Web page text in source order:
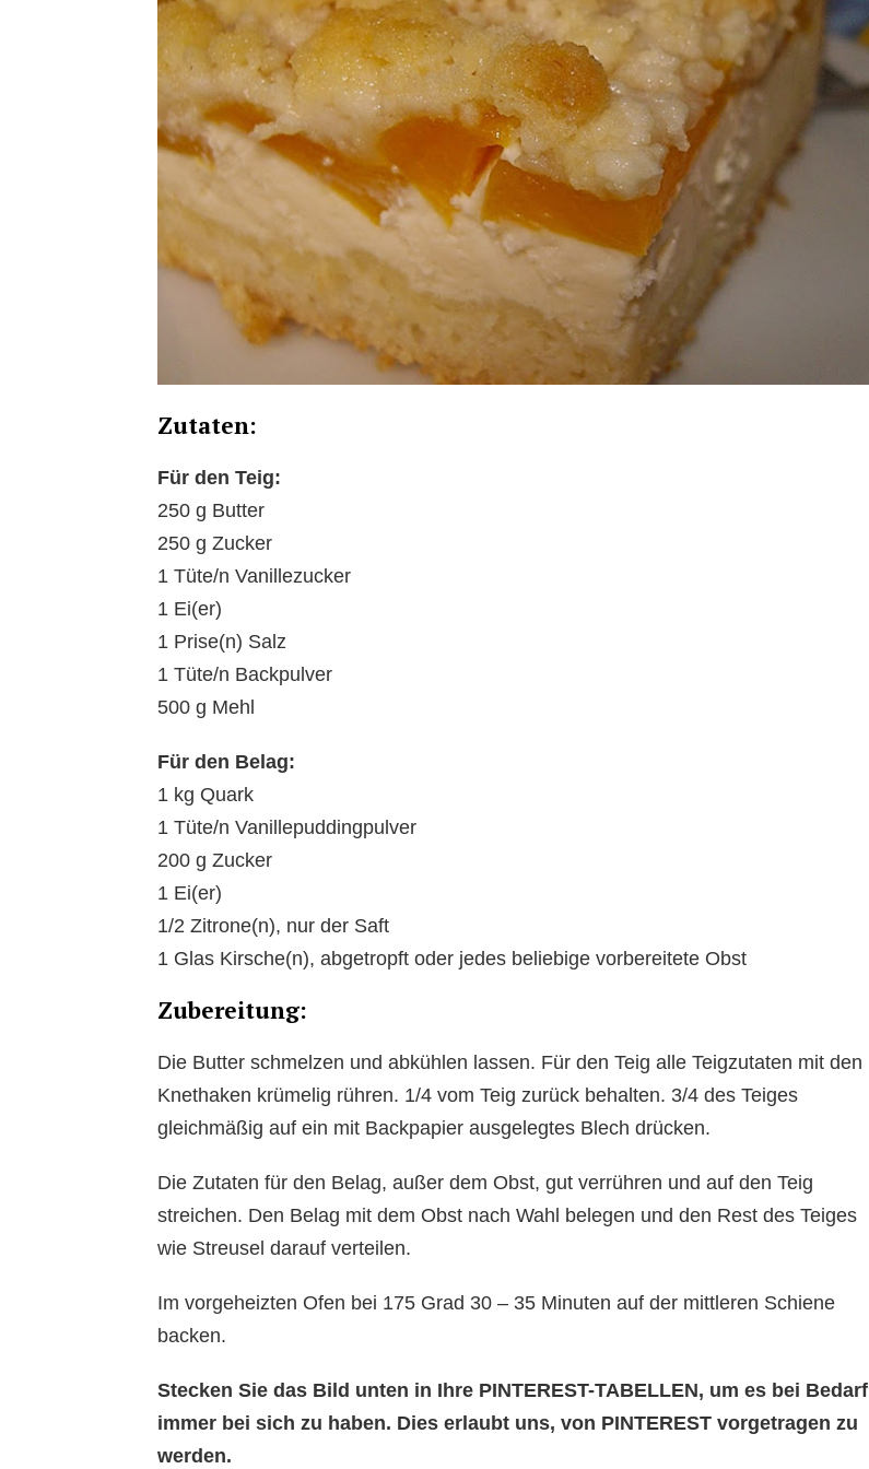
Zutaten:
Für den Teig:
250 g Butter
250 g Zucker
1 Tüte/n Vanillezucker
1 Ei(er)
1 Prise(n) Salz
1 Tüte/n Backpulver
500 g Mehl
Für den Belag:
1 kg Quark
1 Tüte/n Vanillepuddingpulver
200 g Zucker
1 Ei(er)
1/2 Zitrone(n), nur der Saft
1 Glas Kirsche(n), abgetropft oder jedes beliebige vorbereitete Obst
Zubereitung:
Die Butter schmelzen und abkühlen lassen. Für den Teig alle Teigzutaten mit den
Knethaken krümelig rühren. 1/4 vom Teig zurück behalten. 3/4 des Teiges
gleichmäßig auf ein mit Backpapier ausgelegtes Blech drücken.
Die Zutaten für den Belag, außer dem Obst, gut verrühren und auf den Teig
streichen. Den Belag mit dem Obst nach Wahl belegen und den Rest des Teiges
wie Streusel darauf verteilen.
Im vorgeheizten Ofen bei 175 Grad 30 – 35 Minuten auf der mittleren Schiene
backen.
Stecken Sie das Bild unten in Ihre PINTEREST-TABELLEN, um es bei Bedarf
immer bei sich zu haben. Dies erlaubt uns, von PINTEREST vorgetragen zu
werden.